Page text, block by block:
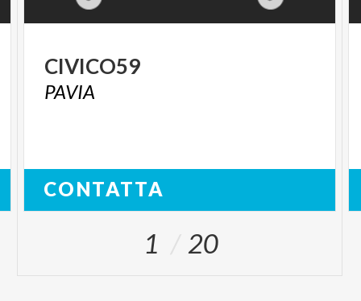
CIVICO59
PAVIA
CONTATTA
1 20